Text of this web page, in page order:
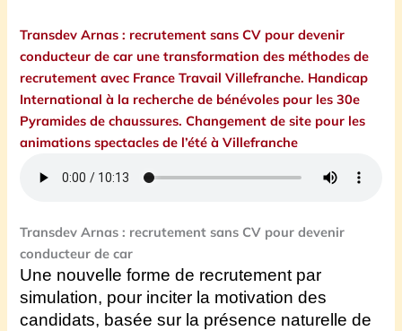
Transdev Arnas : recrutement sans CV pour devenir
conducteur de car une transformation des méthodes de
recrutement avec France Travail Villefranche. Handicap
International à la recherche de bénévoles pour les 30e
Pyramides de chaussures. Changement de site pour les
animations spectacles de l’été à Villefranche
Transdev Arnas : recrutement sans CV pour devenir
conducteur de car
Une nouvelle forme de recrutement par
simulation, pour inciter la motivation des
candidats, basée sur la présence naturelle de